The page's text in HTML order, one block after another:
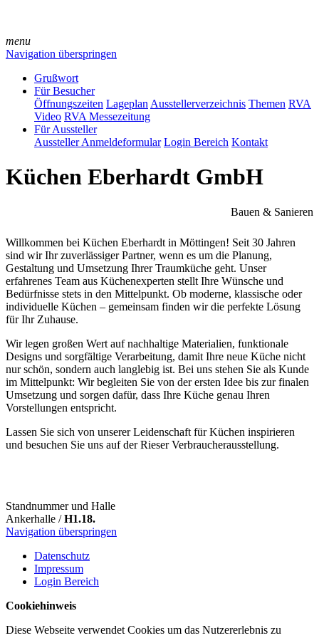
menu
Navigation überspringen
Grußwort
Für Besucher
Öffnungszeiten Lageplan Ausstellerverzeichnis Themen RVA
Video RVA Messezeitung
Für Aussteller
Aussteller Anmeldeformular Login Bereich Kontakt
Küchen Eberhardt GmbH
Bauen & Sanieren
Willkommen bei Küchen Eberhardt in Möttingen! Seit 30 Jahren
sind wir Ihr zuverlässiger Partner, wenn es um die Planung,
Gestaltung und Umsetzung Ihrer Traumküche geht. Unser
erfahrenes Team aus Küchenexperten stellt Ihre Wünsche und
Bedürfnisse stets in den Mittelpunkt. Ob moderne, klassische oder
individuelle Küchen – gemeinsam finden wir die perfekte Lösung
für Ihr Zuhause.
Wir legen großen Wert auf nachhaltige Materialien, funktionale
Designs und sorgfältige Verarbeitung, damit Ihre neue Küche nicht
nur schön, sondern auch langlebig ist. Bei uns stehen Sie als Kunde
im Mittelpunkt: Wir begleiten Sie von der ersten Idee bis zur finalen
Umsetzung und sorgen dafür, dass Ihre Küche genau Ihren
Vorstellungen entspricht.
Lassen Sie sich von unserer Leidenschaft für Küchen inspirieren
und besuchen Sie uns auf der Rieser Verbraucherausstellung.
Standnummer und Halle
Ankerhalle /H1.18.
Navigation überspringen
Datenschutz
Impressum
Login Bereich
Cookiehinweis
Diese Webseite verwendet Cookies um das Nutzererlebnis zu